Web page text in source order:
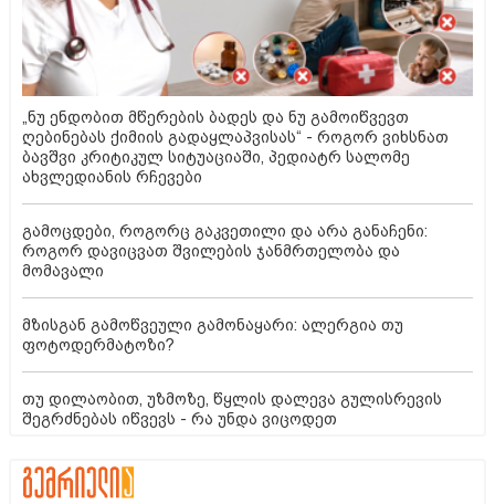
„ნუ ენდობით მწერების ბადეს და ნუ გამოიწვევთ
ღებინებას ქიმიის გადაყლაპვისას“ - როგორ ვიხსნათ
ბავშვი კრიტიკულ სიტუაციაში, პედიატრ სალომე
ახვლედიანის რჩევები
გამოცდები, როგორც გაკვეთილი და არა განაჩენი:
როგორ დავიცვათ შვილების ჯანმრთელობა და
მომავალი
მზისგან გამოწვეული გამონაყარი: ალერგია თუ
ფოტოდერმატოზი?
თუ დილაობით, უზმოზე, წყლის დალევა გულისრევის
შეგრძნებას იწვევს - რა უნდა ვიცოდეთ